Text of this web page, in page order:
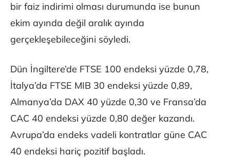
bir faiz indirimi olması durumunda ise bunun
ekim ayında değil aralık ayında
gerçekleşebileceğini söyledi.
Dün İngiltere’de FTSE 100 endeksi yüzde 0,78,
İtalya’da FTSE MIB 30 endeksi yüzde 0,89,
Almanya’da DAX 40 yüzde 0,30 ve Fransa’da
CAC 40 endeksi yüzde 0,80 değer kazandı.
Avrupa’da endeks vadeli kontratlar güne CAC
40 endeksi hariç pozitif başladı.